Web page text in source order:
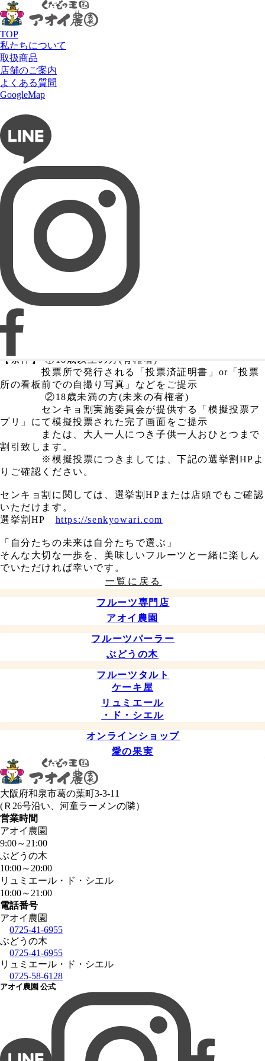
TOP
私たちについて
取扱商品
フルーツショップ アオイ農園
タルト専門店 Lumière du ciel
ネットショップ 愛の果実
店舗のご案内
よくある質問
GoogleMap
HOME
お知らせ
2026.02.08
お知らせ
センキョ割り★～2月22日(日)まで開
催中
いつも当店をご利用いただき、誠にありがとうございま
す。
本日、2026年2月8日(日)は衆院選ですね。
もう皆様は投票を済まされましたでしょうか？
当店では、センキョ割実施委員会(一般社団法人選挙割協
会)が主催している「センキョ割」を実施しています。
今回の「センキョ割」は一味違います。
選挙権を持つ大人の方はもちろん、18歳未満の選挙権の
ないお子様・学生さんも対象とした画期的な取り組みで
「選挙って自分たちに関係あるんだ！」と、ご家庭で楽
しみながら社会について考えるきっかけになれば嬉しい
🗳️センキョ割キャンペーン内容
【期間】～2月22日(日)まで
【特典】お会計時に「投票証明書」などの提示で、タル
ト(カットまたはホール)と、クレープ(ミニサイズは除
く)をおひとり様おひとつまで100円引き！
【条件】 ①18歳以上の方(有権者)
投票所で発行される「投票済証明書」or「投票
所の看板前での自撮り写真」などをご提示
②18歳未満の方(未来の有権者)
センキョ割実施委員会が提供する「模擬投票ア
プリ」にて模擬投票された完了画面をご提示
または、大人一人につき子供一人おひとつまで
割引致します。
※模擬投票につきましては、下記の選挙割HPよ
りご確認ください。
センキョ割に関しては、選挙割HPまたは店頭でもご確認
いただけます。
選挙割HP https://senkyowari.com
「自分たちの未来は自分たちで選ぶ」
そんな大切な一歩を、美味しいフルーツと一緒に楽しん
でいただければ幸いです。
一覧に戻る
フルーツ専門店
アオイ農園
フルーツパーラー
ぶどうの木
フルーツタルト
ケーキ屋
リュミエール
・ド・シエル
オンラインショップ
愛の果実
大阪府和泉市葛の葉町3-3-11
(Ｒ26号沿い、河童ラーメンの隣）
営業時間
アオイ農園
9:00～ 21:00
ぶどうの木
10:00～ 20:00
リュミエール・ド・シエル
10:00～ 21:00
電話番号
アオイ農園
0725-41-6955
ぶどうの木
0725-41-6955
リュミエール・ド・シエル
0725-58-6128
アオイ農園 公式